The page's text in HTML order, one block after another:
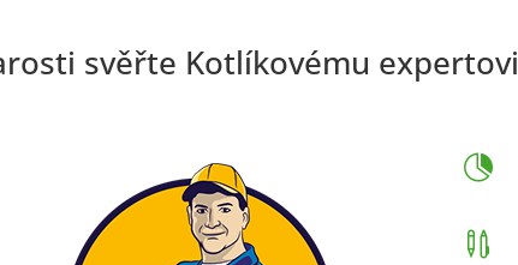
svěřte Kotlíkovému expertovi

